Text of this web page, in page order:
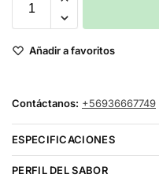
Añadir a favoritos
Contáctanos: +56936667749
ESPECIFICACIONES
PERFIL DEL SABOR